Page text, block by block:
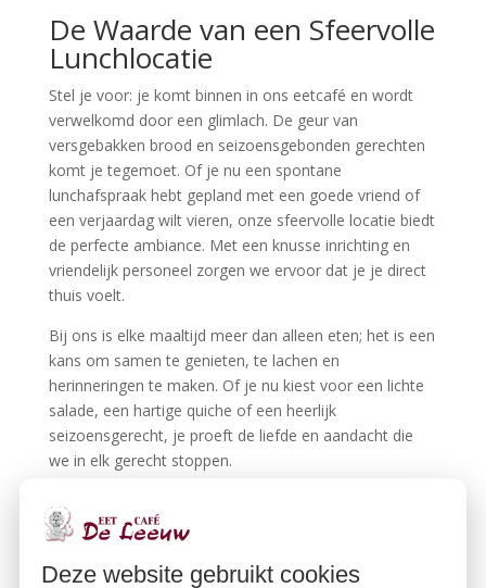
De Waarde van een Sfeervolle
Lunchlocatie
Stel je voor: je komt binnen in ons eetcafé en wordt
verwelkomd door een glimlach. De geur van
versgebakken brood en seizoensgebonden gerechten
komt je tegemoet. Of je nu een spontane
lunchafspraak hebt gepland met een goede vriend of
een verjaardag wilt vieren, onze sfeervolle locatie biedt
de perfecte ambiance. Met een knusse inrichting en
vriendelijk personeel zorgen we ervoor dat je je direct
thuis voelt.
Bij ons is elke maaltijd meer dan alleen eten; het is een
kans om samen te genieten, te lachen en
herinneringen te maken. Of je nu kiest voor een lichte
salade, een hartige quiche of een heerlijk
seizoensgerecht, je proeft de liefde en aandacht die
we in elk gerecht stoppen.
Samen Genieten van Goed
Eten
In mei zijn er volop mogelijkheden om te genieten van
Deze website gebruikt cookies